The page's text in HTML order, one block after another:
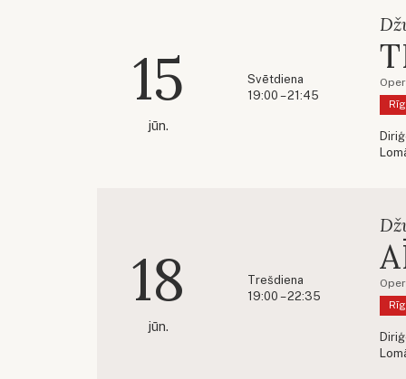
15
jūn.
Svētdiena
19:00 – 21:45
18
jūn.
Trešdiena
19:00 – 22:35